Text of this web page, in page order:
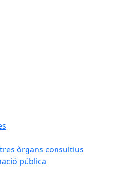
òrgans consultius
pública